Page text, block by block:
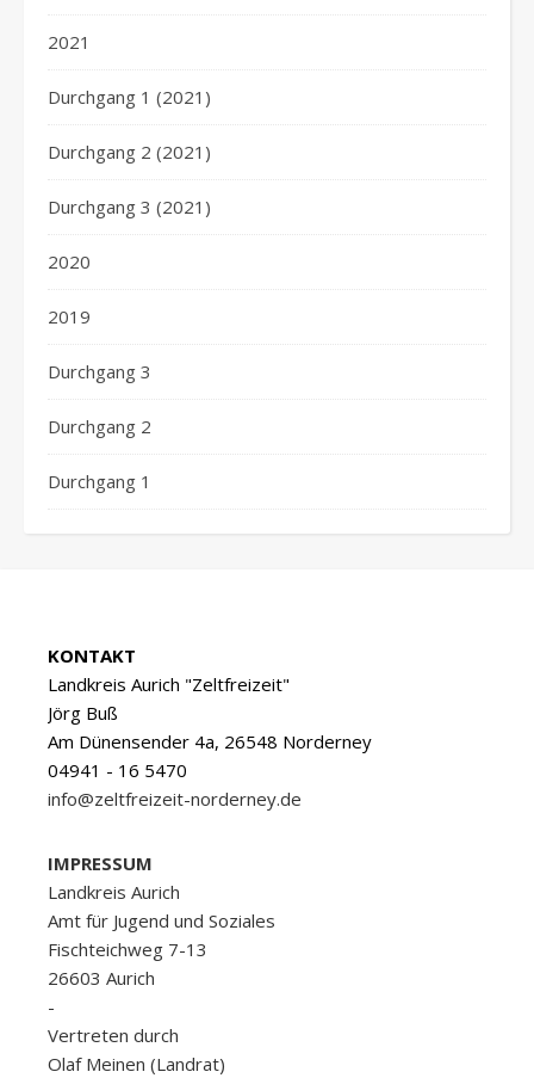
2021
Durchgang 1 (2021)
Durchgang 2 (2021)
Durchgang 3 (2021)
2020
2019
Durchgang 3
Durchgang 2
Durchgang 1
KONTAKT
Landkreis Aurich "Zeltfreizeit"
Jörg Buß
Am Dünensender 4a, 26548 Norderney
04941 - 16 5470
info@zeltfreizeit-norderney.de
IMPRESSUM
Landkreis Aurich
Amt für Jugend und Soziales
Fischteichweg 7-13
26603 Aurich
-
Vertreten durch
Olaf Meinen (Landrat)